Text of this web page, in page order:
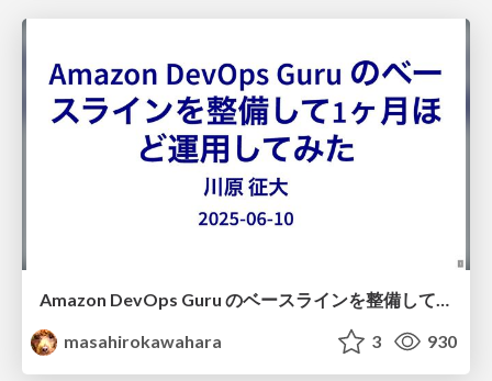
Amazon DevOps Guru のベースラインを整備して1ヶ月ほど運用してみた #jawsug_asa / Amazon DevOps Guru trial
masahirokawahara
3 930